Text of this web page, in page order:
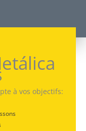
à vos objectifs: